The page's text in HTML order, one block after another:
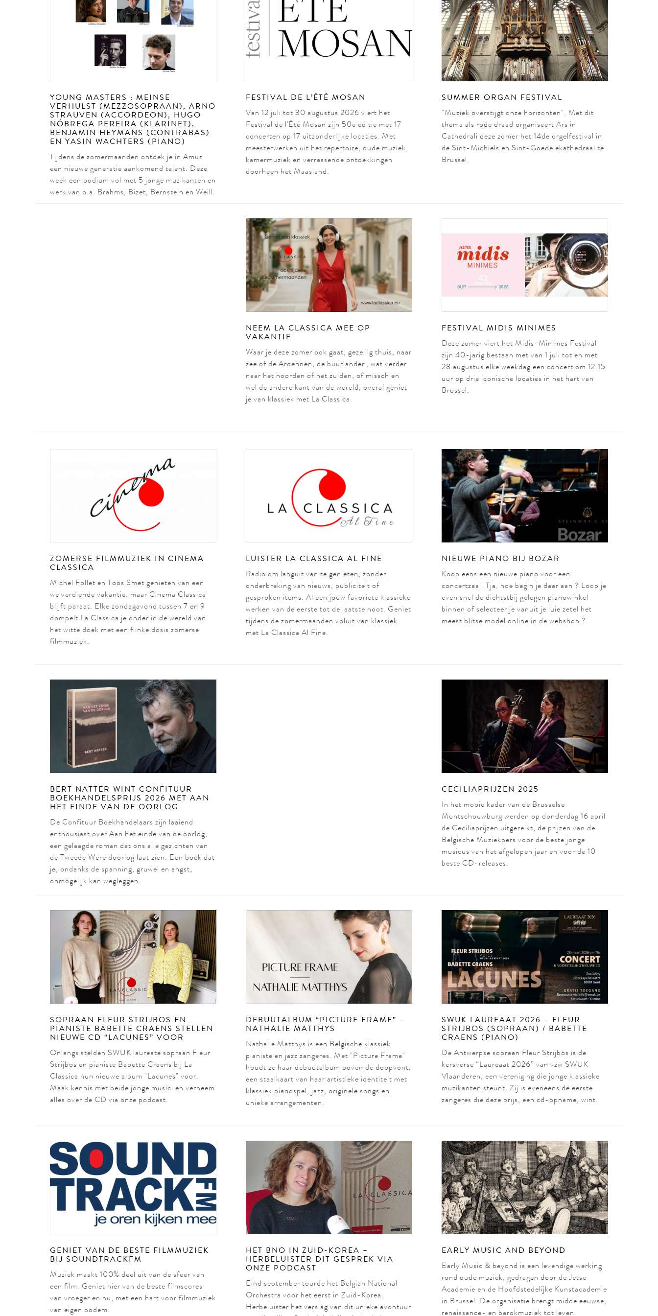
(CONTRABAS) EN
YASIN WACHTERS
(PIANO)
Tijdens de zomermaanden ontdek je in Amuz een nieuwe generatie
aankomend talent. Deze week een podium vol met 5 jonge muzikanten en
werk van o.a. Brahms, Bizet, Bernstein en Weill.
YOUNG MASTERS : MEINSE
VERHULST (MEZZOSOPRAAN), ARNO
STRAUVEN (ACCORDEON), HUGO
NÓBREGA PEREIRA (KLARINET),
BENJAMIN HEYMANS (CONTRABAS)
EN YASIN WACHTERS (PIANO)
Tijdens de zomermaanden ontdek je in Amuz
een nieuwe generatie aankomend talent. Deze
week een podium vol met 5 jonge muzikanten en
werk van o.a. Brahms, Bizet, Bernstein en Weill.
FESTIVAL DE L’ÉTÉ MOSAN
Van 12 juli tot 30 augustus 2026 viert het
Festival de l'Été Mosan zijn 50e editie met 17
concerten op 17 uitzonderlijke locaties. Met
meesterwerken uit het repertoire, oude muziek,
kamermuziek en verrassende ontdekkingen
doorheen het Maasland.
SUMMER ORGAN FESTIVAL
"Muziek overstijgt onze horizonten". Met dit
thema als rode draad organiseert Ars in
Cathedrali deze zomer het 14de orgelfestival in
de Sint-Michiels en Sint-Goedelekathedraal te
Brussel.
NEEM LA CLASSICA MEE OP
VAKANTIE
Waar je deze zomer ook gaat, gezellig thuis, naar
zee of de Ardennen, de buurlanden, wat verder
naar het noorden of het zuiden, of misschien
wel de andere kant van de wereld, overal geniet
je van klassiek met La Classica.
FESTIVAL MIDIS MINIMES
Deze zomer viert het Midis-Minimes Festival
zijn 40-jarig bestaan met van 1 juli tot en met
28 augustus elke weekdag een concert om 12.15
uur op drie iconische locaties in het hart van
Brussel.
ZOMERSE FILMMUZIEK IN CINEMA
CLASSICA
Michel Follet en Toos Smet genieten van een
welverdiende vakantie, maar Cinema Classica
blijft paraat. Elke zondagavond tussen 7 en 9
dompelt La Classica je onder in de wereld van
het witte doek met een flinke dosis zomerse
filmmuziek.
LUISTER LA CLASSICA AL FINE
Radio om languit van te genieten, zonder
onderbreking van nieuws, publiciteit of
gesproken items. Alleen jouw favoriete klassieke
werken van de eerste tot de laatste noot. Geniet
tijdens de zomermaanden voluit van klassiek
met La Classica Al Fine.
NIEUWE PIANO BIJ BOZAR
Koop eens een nieuwe piano voor een
concertzaal. Tja, hoe begin je daar aan ? Loop je
even snel de dichtstbij gelegen pianowinkel
binnen of selecteer je vanuit je luie zetel het
meest blitse model online in de webshop ?
BERT NATTER WINT CONFITUUR
BOEKHANDELSPRIJS 2026 MET AAN
HET EINDE VAN DE OORLOG
De Confituur Boekhandelaars zijn laaiend
enthousiast over Aan het einde van de oorlog,
een gelaagde roman dat ons alle gezichten van
de Tweede Wereldoorlog laat zien. Een boek dat
je, ondanks de spanning, gruwel en angst,
onmogelijk kan wegleggen.
CECILIAPRIJZEN 2025
In het mooie kader van de Brusselse
Muntschouwburg werden op donderdag 16 april
de Ceciliaprijzen uitgereikt, de prijzen van de
Belgische Muziekpers voor de beste jonge
musicus van het afgelopen jaar en voor de 10
beste CD-releases.
SOPRAAN FLEUR STRIJBOS EN
PIANISTE BABETTE CRAENS STELLEN
NIEUWE CD “LACUNES” VOOR
Onlangs stelden SWUK laureate sopraan Fleur
Strijbos en pianiste Babette Craens bij La
Classica hun nieuwe album "Lacunes" voor.
Maak kennis met beide jonge musici en verneem
alles over de CD via onze podcast.
DEBUUTALBUM “PICTURE FRAME” –
NATHALIE MATTHYS
Nathalie Matthys is een Belgische klassiek
pianiste en jazz zangeres. Met "Picture Frame"
houdt ze haar debuutalbum boven de doopvont,
een staalkaart van haar artistieke identiteit met
klassiek pianospel, jazz, originele songs en
unieke arrangementen.
SWUK LAUREAAT 2026 – FLEUR
STRIJBOS (SOPRAAN) / BABETTE
CRAENS (PIANO)
De Antwerpse sopraan Fleur Strijbos is de
kersverse “Laureaat 2026” van vzw SWUK
Vlaanderen, een vereniging die jonge klassieke
muzikanten steunt. Zij is eveneens de eerste
zangeres die deze prijs, een cd-opname, wint.
GENIET VAN DE BESTE FILMMUZIEK
BIJ SOUNDTRACKFM
Muziek maakt 100% deel uit van de sfeer van
een film. Geniet hier van de beste filmscores
van vroeger en nu, met een hart voor filmmuziek
van eigen bodem.
HET BNO IN ZUID-KOREA –
HERBELUISTER DIT GESPREK VIA
ONZE PODCAST
Eind september tourde het Belgian National
Orchestra voor het eerst in Zuid-Korea.
Herbeluister het verslag van dit unieke avontuur
EARLY MUSIC AND BEYOND
Early Music & beyond is een levendige werking
rond oude muziek, gedragen door de Jetse
Academie en de Hoofdstedelijke Kunstacademie
in Brussel. De organisatie brengt middeleeuwse,
renaissance- en barokmuziek tot leven.